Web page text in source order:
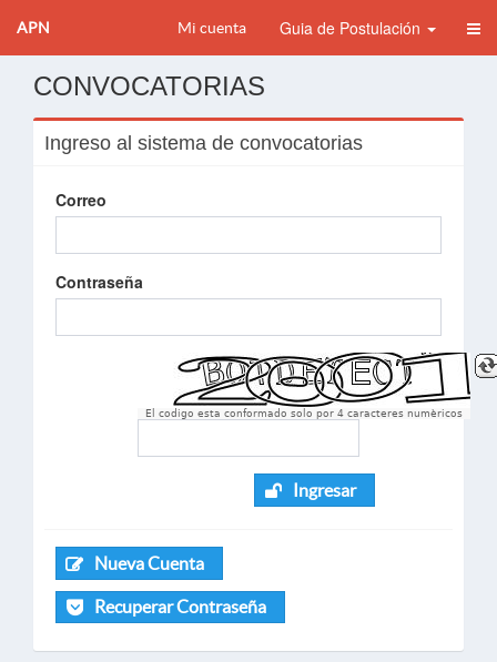
APN Mi cuenta Guia de Postulación
CONVOCATORIAS
Ingreso al sistema de convocatorias
Correo
Contraseña
El codigo esta conformado solo por 4 caracteres numèricos
Ingresar
Nueva Cuenta
Recuperar Contraseña